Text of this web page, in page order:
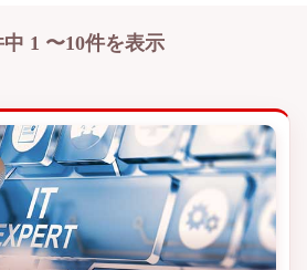
中 1 〜10件を表示